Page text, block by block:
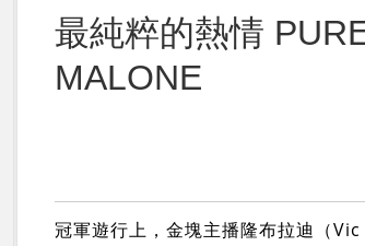
最純粹的熱情
MALONE
冠軍遊行上，金塊主播隆布拉迪（